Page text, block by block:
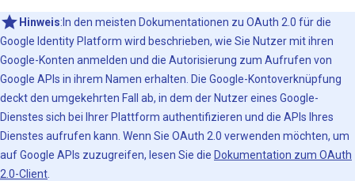
Hinweis:In den meisten Dokumentationen zu OAuth 2.0 für die
Google Identity Platform wird beschrieben, wie Sie Nutzer mit ihren
Google-Konten anmelden und die Autorisierung zum Aufrufen von
Google APIs in ihrem Namen erhalten. Die Google-Kontoverknüpfung
deckt den umgekehrten Fall ab, in dem der Nutzer eines Google-
Dienstes sich bei Ihrer Plattform authentifizieren und die APIs Ihres
Dienstes aufrufen kann. Wenn Sie OAuth 2.0 verwenden möchten, um
auf Google APIs zuzugreifen, lesen Sie die Dokumentation zum OAuth
2.0-Client